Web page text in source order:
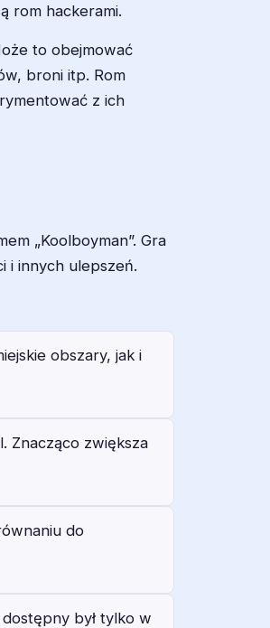
rom hackerami.
to obejmować
broni itp. Rom
z ich
„Koolboyman”. Gra
i innych ulepszeń.
obszary, jak i
Znacząco zwiększa
do
był tylko w